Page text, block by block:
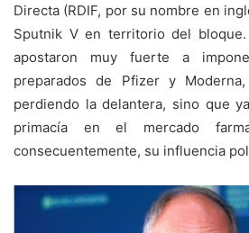
Directa (RDIF, por su nombre en
Sputnik V en territorio del bloque.
apostaron muy fuerte a
preparados de Pfizer y
perdiendo la delantera, sino que
primacía en el mercado
consecuentemente, su influencia